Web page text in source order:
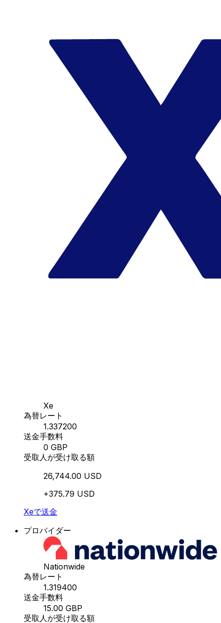
Xe
為替レート
1.337200
送金手数料
0 GBP
受取人が受け取る額
26,744.00 USD
+375.79 USD
Xeで送金
プロバイダー
Nationwide
為替レート
1.319400
送金手数料
15.00 GBP
受取人が受け取る額